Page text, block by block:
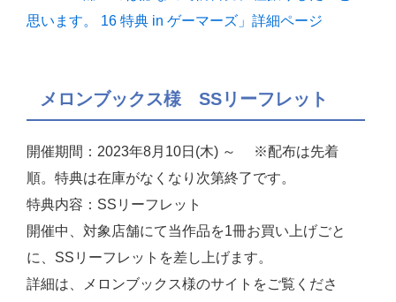
思います。 16 特典 in ゲーマーズ」詳細ページ
メロンブックス様 SSリーフレット
開催期間：2023年8月10日(木) ～ ※配布は先着
順。特典は在庫がなくなり次第終了です。
特典内容：SSリーフレット
開催中、対象店舗にて当作品を1冊お買い上げごと
に、SSリーフレットを差し上げます。
詳細は、メロンブックス様のサイトをご覧くださ